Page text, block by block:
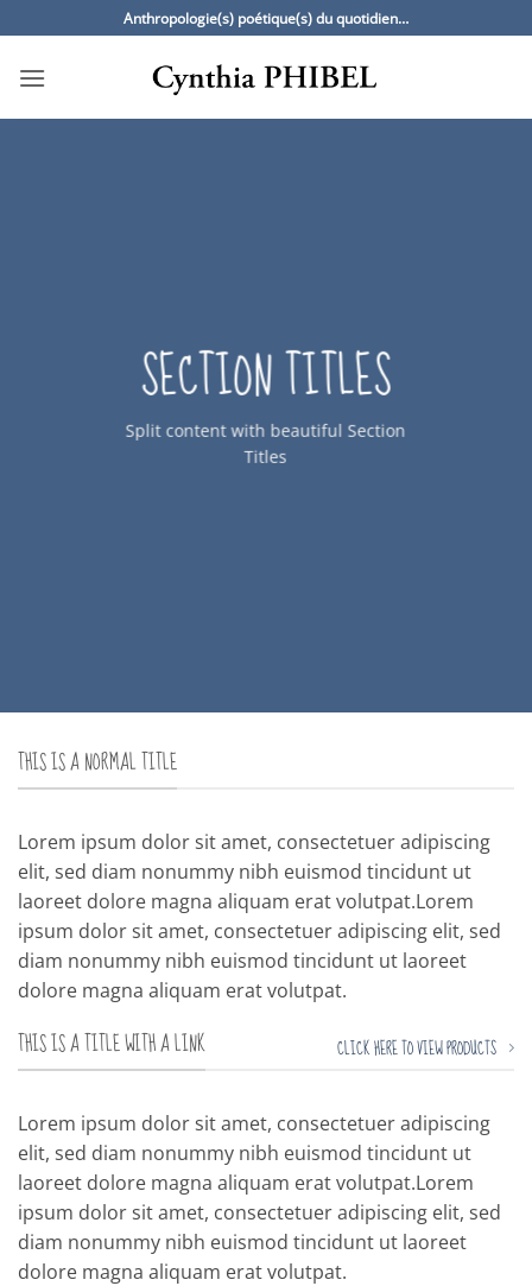
au
contenu
Anthropologie(s) poétique(s) du quotidien…
SECTION TITLES
Split content with beautiful Section
Titles
THIS IS A NORMAL TITLE
Lorem ipsum dolor sit amet, consectetuer adipiscing
elit, sed diam nonummy nibh euismod tincidunt ut
laoreet dolore magna aliquam erat volutpat.Lorem
ipsum dolor sit amet, consectetuer adipiscing elit, sed
diam nonummy nibh euismod tincidunt ut laoreet
dolore magna aliquam erat volutpat.
THIS IS A TITLE WITH A LINK CLICK HERE TO VIEW PRODUCTS
Lorem ipsum dolor sit amet, consectetuer adipiscing
elit, sed diam nonummy nibh euismod tincidunt ut
laoreet dolore magna aliquam erat volutpat.Lorem
ipsum dolor sit amet, consectetuer adipiscing elit, sed
diam nonummy nibh euismod tincidunt ut laoreet
dolore magna aliquam erat volutpat.